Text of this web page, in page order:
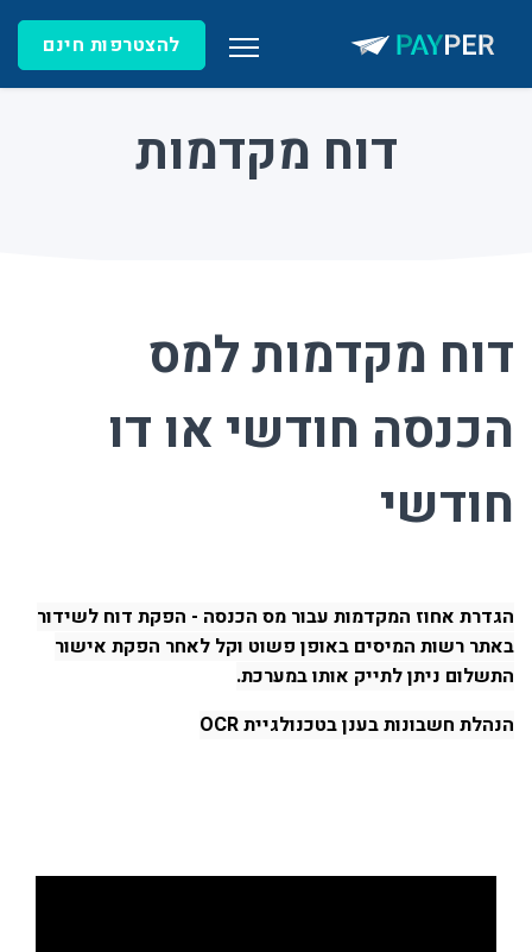
להצטרפות חינם
דוח מקדמות
דוח מקדמות למס
הכנסה חודשי או דו
חודשי
הגדרת אחוז המקדמות עבור מס הכנסה - הפקת דוח לשידור
באתר רשות המיסים באופן פשוט וקל לאחר הפקת אישור
התשלום ניתן לתייק אותו במערכת.
הנהלת חשבונות בענן בטכנולגיית OCR